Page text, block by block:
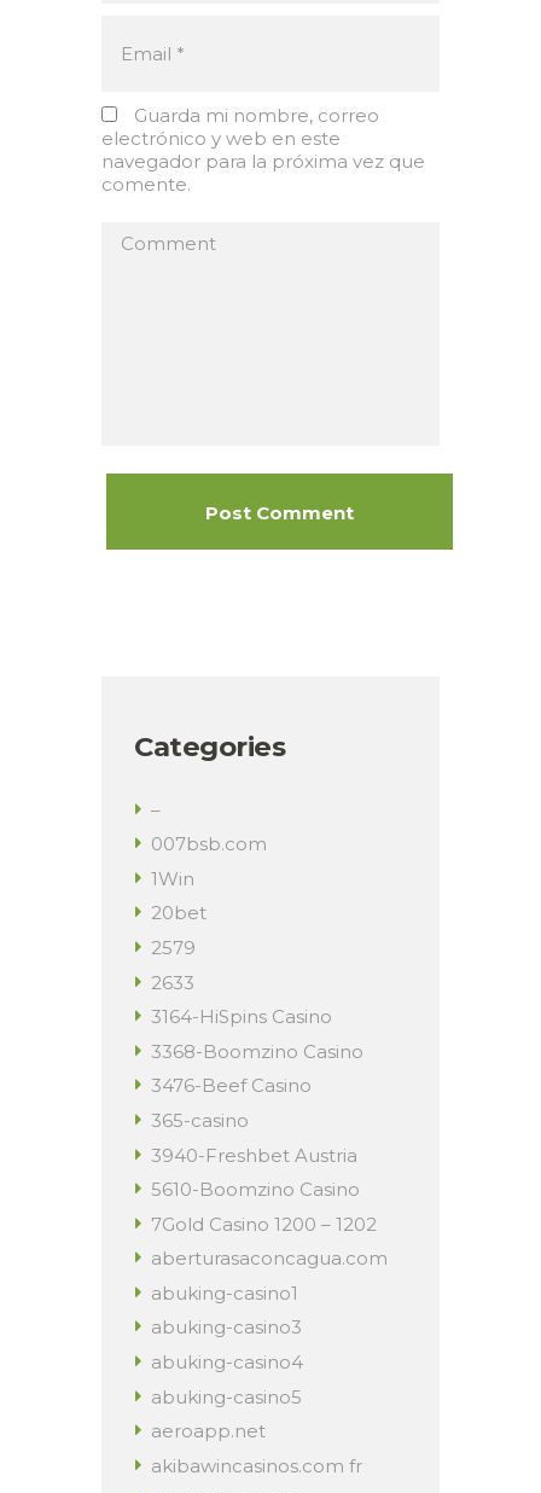
Guarda mi nombre, correo
electrónico y web en este
navegador para la próxima vez que
comente.
Categories
–
007bsb.com
1Win
20bet
2579
2633
3164-HiSpins Casino
3368-Boomzino Casino
3476-Beef Casino
365-casino
3940-Freshbet Austria
5610-Boomzino Casino
7Gold Casino 1200 – 1202
aberturasaconcagua.com
abuking-casino1
abuking-casino3
abuking-casino4
abuking-casino5
aeroapp.net
akibawincasinos.com fr